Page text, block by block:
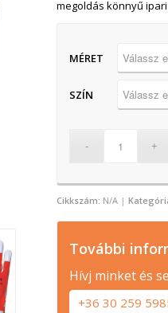
megoldás könnyű
MÉRET
SZÍN
Cikkszám: N/A
További
Hívj minket és
+36 30 259